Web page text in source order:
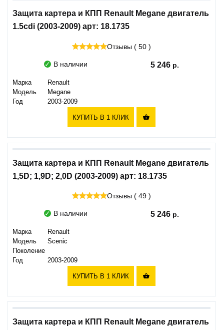
Защита картера и КПП Renault Megane двигатель
1.5cdi (2003-2009) арт: 18.1735
Отзывы ( 50 )
В наличии 5 246
Марка
Renault
Модель
Megane
Год
2003-2009
КУПИТЬ В 1 КЛИК 
Защита картера и КПП Renault Megane двигатель
1,5D; 1,9D; 2,0D (2003-2009) арт: 18.1735
Отзывы ( 49 )
В наличии 5 246
Марка
Renault
Модель
Scenic
Поколение
Год
2003-2009
КУПИТЬ В 1 КЛИК 
Защита картера и КПП Renault Megane двигатель